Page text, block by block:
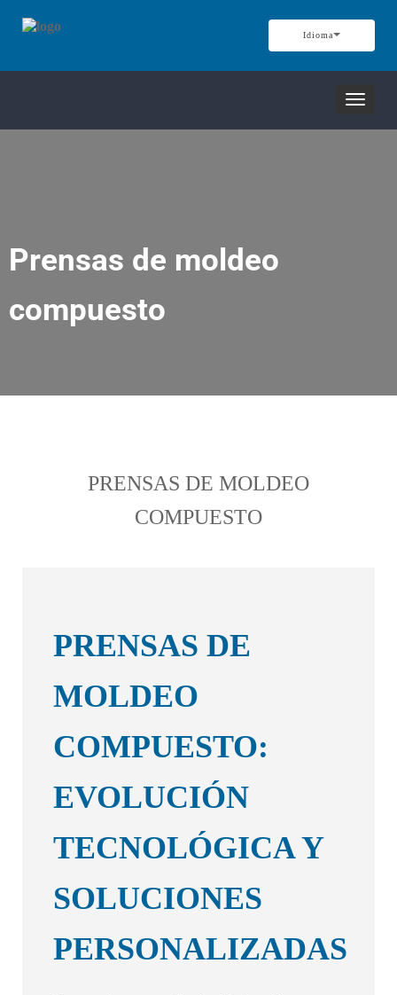
Idioma
Prensas de moldeo
compuesto
PRENSAS DE MOLDEO
COMPUESTO
PRENSAS DE
MOLDEO
COMPUESTO:
EVOLUCIÓN
TECNOLÓGICA Y
SOLUCIONES
PERSONALIZADAS